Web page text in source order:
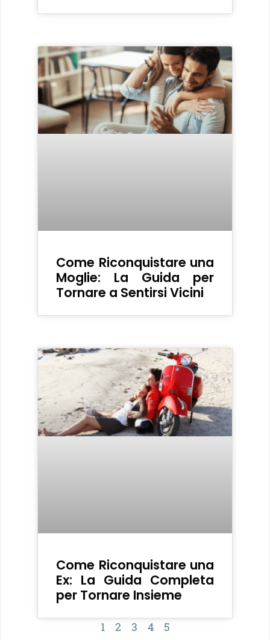
Come Riconquistare una
Moglie: La Guida per
Tornare a Sentirsi Vicini
Come Riconquistare una
Ex: La Guida Completa
per Tornare Insieme
1 2 3 4 5